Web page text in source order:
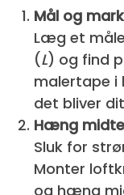
Mål og
Læg et
(L) og find
malertape i
det bliver
Hæng
Sluk for
Monter
og hæng